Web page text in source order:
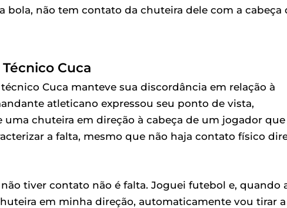
bola, não tem contato da chuteira dele com a cabeça
Cuca
Cuca manteve sua discordância em relação à
atleticano expressou seu ponto de vista,
chuteira em direção à cabeça de um jogador que
a falta, mesmo que não haja contato físico
tiver contato não é falta. Joguei futebol e, quando
em minha direção, automaticamente vou tirar a